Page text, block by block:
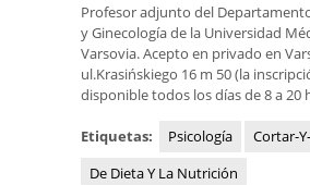
Profesor adjunto del
y Ginecología de la Universidad
Varsovia. Acepto en privado en
ul.Krasińskiego 16 m 50 (la
disponible todos los días de 8 a 20
Etiquetas: Psicología
Cortar-
De Dieta Y La Nutrición